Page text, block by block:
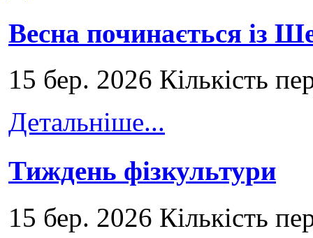
Весна починається із
15 бер. 2026 Кількість
Детальніше...
Тиждень фізкультури
15 бер. 2026 Кількість